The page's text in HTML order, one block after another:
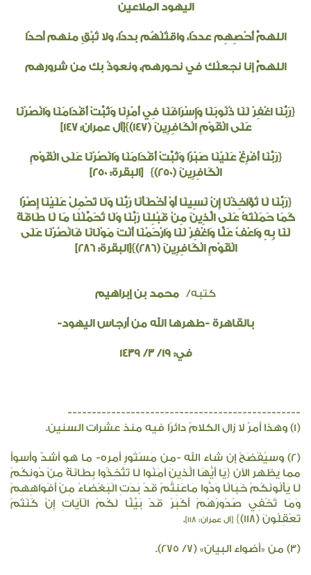
اليهود الملاعين
اللهمَّ أَحْصِهِم عددًا، واقتُلْهُم بددًا، ولا تُبْقِ منهم أحدًا
اللهمَّ إنا نجعلُك في نحورهم، ونعوذُ بك من شرورهم
{رَبَّنَا اغْفِرْ لَنَا ذُنُوبَنَا وَإِسْرَافَنَا فِي أَمْرِنَا وَثَبِّتْ أَقْدَامَنَا وَانْصُرْنَا
عَلَى الْقَوْمِ الْكَافِرِينَ (147)
}[آل عمران: ١٤٧]
{رَبَّنَا أَفْرِغْ عَلَيْنَا صَبْرًا وَثَبِّتْ أَقْدَامَنَا وَانْصُرْنَا عَلَى الْقَوْمِ
الْكَافِرِينَ (250)
} [البقرة: ٢٥٠]
{رَبَّنَا لَا تُؤَاخِذْنَا إِنْ نَسِينَا أَوْ أَخْطَأْنَا رَبَّنَا وَلَا تَحْمِلْ عَلَيْنَا إِصْرًا
كَمَا حَمَلْتَهُ عَلَى الَّذِينَ مِنْ قَبْلِنَا رَبَّنَا وَلَا تُحَمِّلْنَا مَا لَا طَاقَةَ
لَنَا بِهِ وَاعْفُ عَنَّا وَاغْفِرْ لَنَا وَارْحَمْنَا أَنْتَ مَوْلَانَا فَانْصُرْنَا عَلَى
الْقَوْمِ الْكَافِرِينَ (286)
}[البقرة: ٢٨٦]
كتبه/ محمد بن إبراهيم
بالقاهرة -طهرها الله من أرجاس اليهود-
في:19/ 3/ 1439
------------------------------------------------
(
1) وهذا أمرٌ لا زال الكلامُ دائرًا فيه منذ عشرات السنين.
(
2) وسيُفْضَحُ إن شاء الله -مِن مَسْتُورِ أمره- ما هو أشدّ وأسوأ
مما يظهر الآن {يَا أَيُّهَا الَّذِينَ آمَنُوا لَا تَتَّخِذُوا بِطَانَةً مِنْ دُونِكُمْ
لَا يَأْلُونَكُمْ خَبَالًا وَدُّوا مَاعَنِتُّمْ قَدْ بَدَتِ الْبَغْضَاءُ مِنْ أَفْوَاهِهِمْ
وَمَا تُخْفِي صُدُورُهُمْ أَكْبَرُ قَدْ بَيَّنَّا لَكُمُ الْآيَاتِ إِنْ كُنْتُمْ
تَعْقِلُونَ (118)}
[آل عمران: ١١٨] .
(3) من «أضواء البيان» (7/ 275).